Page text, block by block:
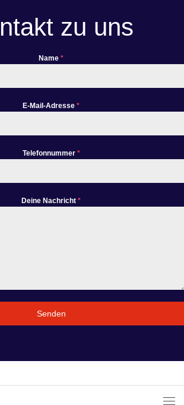
zu uns
Name *
E-Mail-Adresse *
Telefonnummer *
Deine Nachricht *
Senden